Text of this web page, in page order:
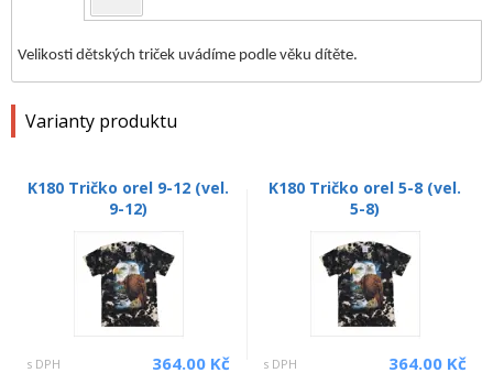
Velikosti dětských triček uvádíme podle věku dítěte.
Varianty produktu
K180 Tričko orel 9-12 (vel.
9-12)
s DPH 364.00 Kč
K180 Tričko orel 5-8 (vel.
5-8)
s DPH 364.00 Kč